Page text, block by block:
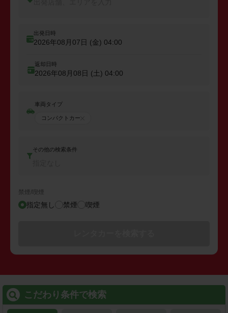
出発日時
2026年08月07日 (金) 04:00
返却日時
2026年08月08日 (土) 04:00
車両タイプ
コンパクトカー
その他の検索条件
禁煙/喫煙
指定無し 禁煙 喫煙
こだわり条件で検索